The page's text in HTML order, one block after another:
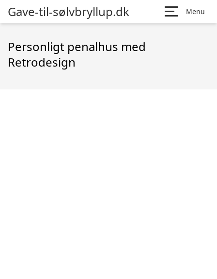
Gave-til-sølvbryllup.dk Menu
Personligt penalhus med
Retrodesign